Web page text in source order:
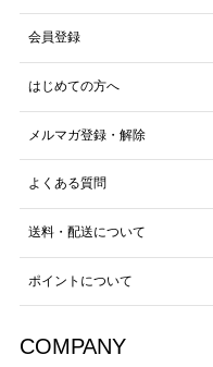
会員登録
はじめての方へ
メルマガ登録・解除
よくある質問
送料・配送について
ポイントについて
COMPANY